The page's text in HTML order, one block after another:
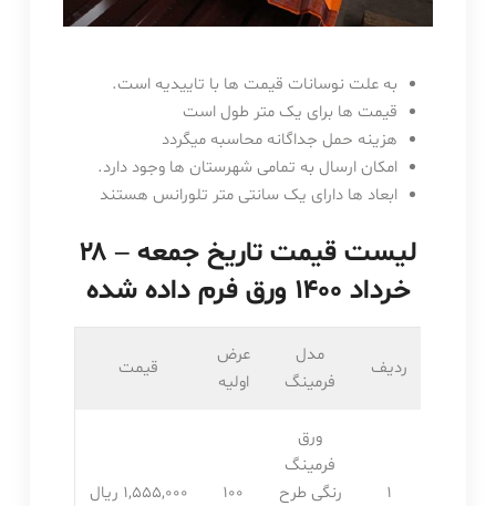
به علت نوسانات قیمت ها با تاییدیه است.
قیمت ها برای یک متر طول است
هزینه حمل جداگانه محاسبه میگردد
امکان ارسال به تمامی شهرستان ها وجود دارد.
ابعاد ها دارای یک سانتی متر تلورانس هستند
لیست قیمت تاریخ جمعه – ۲۸
خرداد ۱۴۰۰ ورق فرم داده شده
ردیف
مدل
فرمینگ
عرض
اولیه
قیمت
1
ورق
فرمینگ
رنگی طرح
100 1,555,۰۰۰ ریال